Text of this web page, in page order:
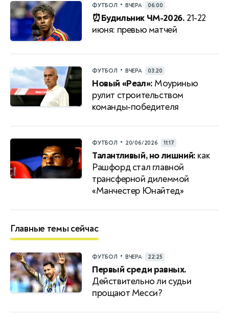
ФУТБОЛ • ВЧЕРА 06:00
⏰Будильник ЧМ-2026. 21-22
июня: превью матчей
ФУТБОЛ • ВЧЕРА 03:20
Новый «Реал»: Моуринью
рулит строительством
команды-победителя
ФУТБОЛ • 20/06/2026 11:17
Талантливый, но лишний: как
Рашфорд стал главной
трансферной дилеммой
«Манчестер Юнайтед»
Главные темы сейчас
ФУТБОЛ • ВЧЕРА 22:25
Первый среди равных.
Действительно ли судьи
прощают Месси?